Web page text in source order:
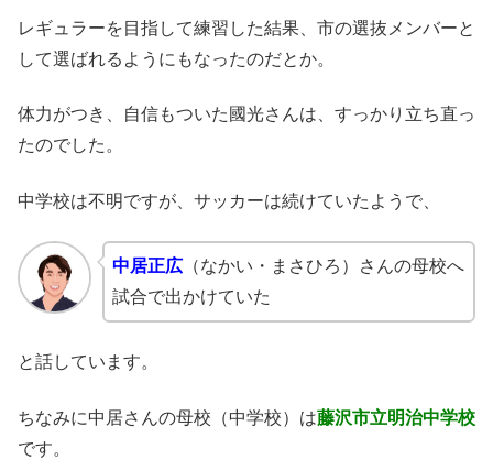
レギュラーを目指して練習した結果、市の選抜メンバーと
して選ばれるようにもなったのだとか。
体力がつき、自信もついた國光さんは、すっかり立ち直っ
たのでした。
中学校は不明ですが、サッカーは続けていたようで、
中居正広（なかい・まさひろ）さんの母校へ
試合で出かけていた
と話しています。
ちなみに中居さんの母校（中学校）は藤沢市立明治中学校
です。